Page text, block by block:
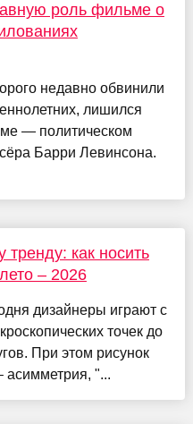
роль фильме о
недавно обвинили
лишился
— политическом
Барри Левинсона.
как носить
– 2026
дизайнеры играют с
точек до
При этом рисунок
асимметрия, "...